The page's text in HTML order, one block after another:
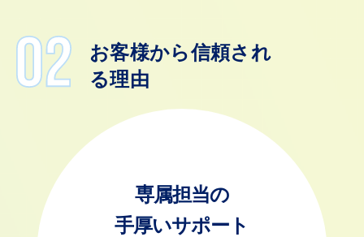
お客様から信頼され
る理由
専属担当の
手厚いサポート